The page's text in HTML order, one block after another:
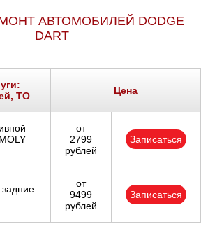
АВТОМОБИЛЕЙ DODGE
DART
ТО
Цена
от
2799
рублей
Записаться
от
9499
рублей
Записаться